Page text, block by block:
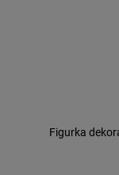
Figurka